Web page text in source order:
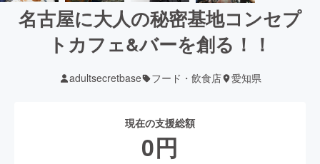
名古屋に大人の秘密基地コンセプ
トカフェ&バーを創る！！
adultsecretbase フード・飲食店 愛知県
現在の支援総額
0円